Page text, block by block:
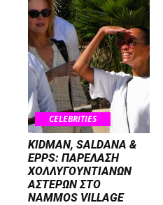
CELEBRITIES
KIDMAN, SALDANA &
EPPS: ΠΑΡΕΛΑΣΗ
ΧΟΛΛΥΓΟΥΝΤΙΑΝΩΝ
ΑΣΤΕΡΩΝ ΣΤΟ
NAMMOS VILLAGE